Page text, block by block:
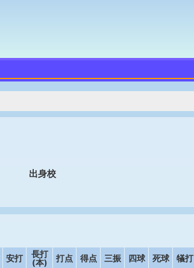
出身校
安打
長打
(本)
打点 得点 三振 四球 死球 犠打